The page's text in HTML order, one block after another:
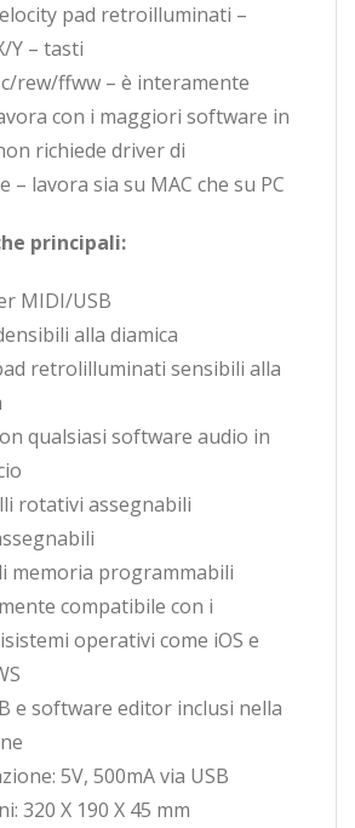
pad retroilluminati –
Y – tasti
rew/ffww – è interamente
con i maggiori software in
richiede driver di
– lavora sia su MAC che su PC
principali:
MIDI/USB
alla diamica
retrolilluminati sensibili alla
qualsiasi software audio in
rotativi assegnabili
memoria programmabili
compatibile con i
operativi come iOS e
e software editor inclusi nella
5V, 500mA via USB
320 X 190 X 45 mm